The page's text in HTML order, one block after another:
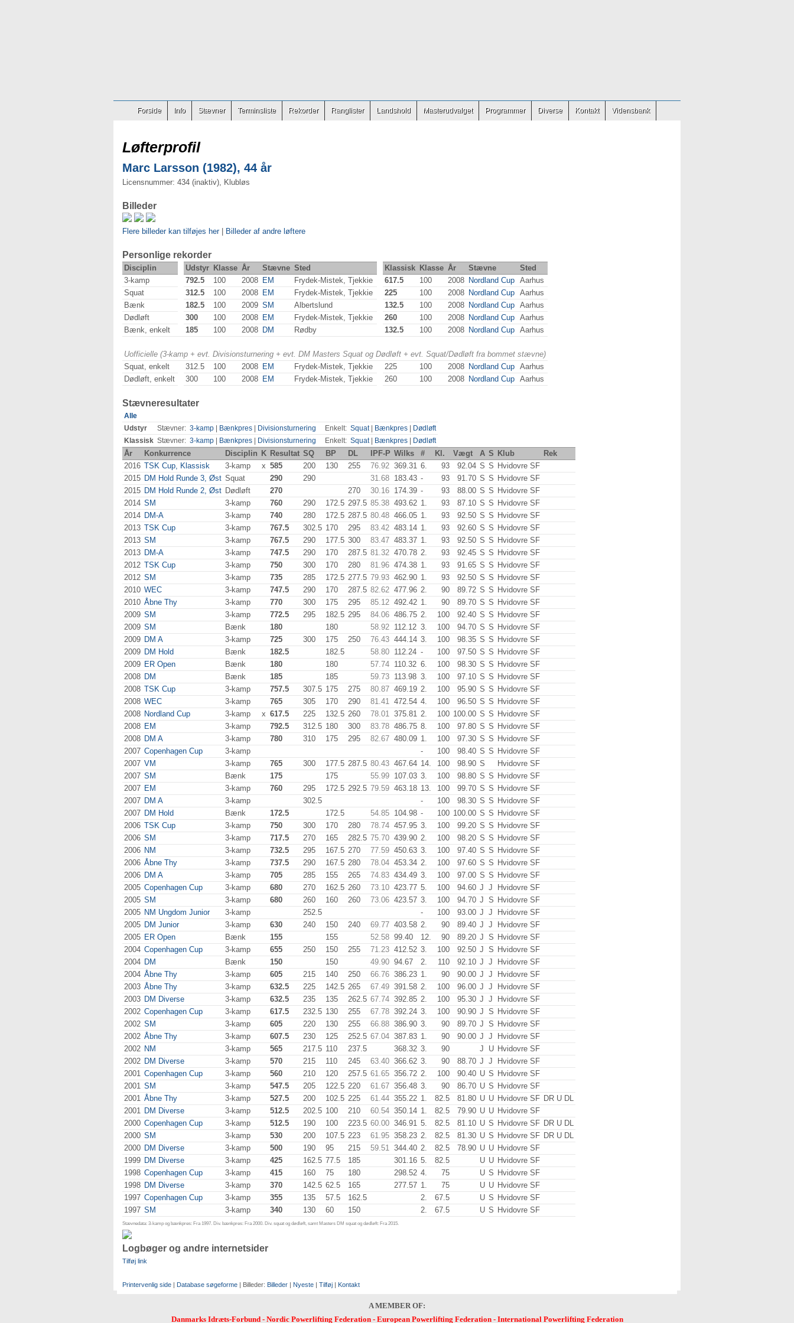
Forside Info Stævner Terminsliste Rekorder Ranglister Landshold Masterudvalget Programmer Diverse Kontakt Vidensbank
Løfterprofil
Marc Larsson (1982), 44 år
Licensnummer: 434 (inaktiv), Klubløs
Billeder
Flere billeder kan tilføjes her| Billeder af andre løftere
Personlige rekorder
Disciplin Udstyr Klasse År Stævne Sted Klassisk Klasse År Stævne
Sted
3-kamp
792.5 100 2008 EM Frydek-Mistek, Tjekkie 617.5 100 2008 Nordland Cup Aarhus
Squat
312.5 100 2008 EM Frydek-Mistek, Tjekkie 225 100 2008 Nordland Cup Aarhus
Bænk
182.5 100 2009 SM Albertslund 132.5 100 2008 Nordland Cup Aarhus
Dødløft
300 100 2008 EM Frydek-Mistek, Tjekkie 260 100 2008 Nordland Cup Aarhus
Bænk, enkelt
185 100 2008 DM Rødby 132.5 100 2008 Nordland Cup Aarhus
Uofficielle (3-kamp + evt. Divisionsturnering + evt. DM Masters Squat og Dødløft + evt. Squat/Dødløft fra bommet stævne)
Squat, enkelt
312.5 100 2008 EM Frydek-Mistek, Tjekkie 225 100 2008 Nordland Cup Aarhus
Dødløft, enkelt
300 100 2008 EM Frydek-Mistek, Tjekkie 260 100 2008 Nordland Cup Aarhus
Stævneresultater
Alle
Udstyr
Stævner: 3-kamp Bænkpres Divisionsturnering Enkelt: Squat| Bænkpres
Dødløft
Klassisk Stævner: 3-kamp Bænkpres Divisionsturnering Enkelt: Squat| Bænkpres Dødløft
År Konkurrence Disciplin K Resultat SQ BP DL IPF-P Wilks # Kl. Vægt A S Klub
Rek
2016 TSK Cup, Klassisk 3-kamp x 585 200 130 255 76.92 369.31 6. 93 92.04 S S Hvidovre SF
2015 DM Hold Runde 3, Øst Squat 290 290 31.68 183.43 - 93 91.70 S S Hvidovre SF
2015 DM Hold Runde 2, Øst Dødløft 270 270 30.16 174.39 - 93 88.00 S S Hvidovre SF
2014 SM 3-kamp 760 290 172.5 297.5 85.38 493.62 1. 93 87.10 S S Hvidovre SF
2014 DM-A 3-kamp 740 280 172.5 287.5 80.48 466.05 1. 93 92.50 S S Hvidovre SF
2013 TSK Cup 3-kamp 767.5 302.5 170 295 83.42 483.14 1. 93 92.60 S S Hvidovre SF
2013 SM 3-kamp 767.5 290 177.5 300 83.47 483.37 1. 93 92.50 S S Hvidovre SF
2013 DM-A 3-kamp 747.5 290 170 287.5 81.32 470.78 2. 93 92.45 S S Hvidovre SF
2012 TSK Cup 3-kamp 750 300 170 280 81.96 474.38 1. 93 91.65 S S Hvidovre SF
2012 SM 3-kamp 735 285 172.5 277.5 79.93 462.90 1. 93 92.50 S S Hvidovre SF
2010 WEC 3-kamp 747.5 290 170 287.5 82.62 477.96 2. 90 89.72 S S Hvidovre SF
2010 Åbne Thy 3-kamp 770 300 175 295 85.12 492.42 1. 90 89.70 S S Hvidovre SF
2009 SM 3-kamp 772.5 295 182.5 295 84.06 486.75 2. 100 92.40 S S Hvidovre SF
2009 SM Bænk 180 180 58.92 112.12 3. 100 94.70 S S Hvidovre SF
2009 DM A 3-kamp 725 300 175 250 76.43 444.14 3. 100 98.35 S S Hvidovre SF
2009 DM Hold Bænk 182.5 182.5 58.80 112.24 - 100 97.50 S S Hvidovre SF
2009 ER Open Bænk 180 180 57.74 110.32 6. 100 98.30 S S Hvidovre SF
2008 DM Bænk 185 185 59.73 113.98 3. 100 97.10 S S Hvidovre SF
2008 TSK Cup 3-kamp 757.5 307.5 175 275 80.87 469.19 2. 100 95.90 S S Hvidovre SF
2008 WEC 3-kamp 765 305 170 290 81.41 472.54 4. 100 96.50 S S Hvidovre SF
2008 Nordland Cup 3-kamp x 617.5 225 132.5 260 78.01 375.81 2. 100 100.00 S S Hvidovre SF
2008 EM 3-kamp 792.5 312.5 180 300 83.78 486.75 8. 100 97.80 S S Hvidovre SF
2008 DM A 3-kamp 780 310 175 295 82.67 480.09 1. 100 97.30 S S Hvidovre SF
2007 Copenhagen Cup 3-kamp - 100 98.40 S S Hvidovre SF
2007 VM 3-kamp 765 300 177.5 287.5 80.43 467.64 14. 100 98.90 S
Hvidovre SF
2007 SM Bænk 175 175 55.99 107.03 3. 100 98.80 S S Hvidovre SF
2007 EM 3-kamp 760 295 172.5 292.5 79.59 463.18 13. 100 99.70 S S Hvidovre SF
2007 DM A 3-kamp 302.5 - 100 98.30 S S Hvidovre SF
2007 DM Hold Bænk 172.5 172.5 54.85 104.98 - 100 100.00 S S Hvidovre SF
2006 TSK Cup 3-kamp 750 300 170 280 78.74 457.95 3. 100 99.20 S S Hvidovre SF
2006 SM 3-kamp 717.5 270 165 282.5 75.70 439.90 2. 100 98.20 S S Hvidovre SF
2006 NM 3-kamp 732.5 295 167.5 270 77.59 450.63 3. 100 97.40 S S Hvidovre SF
2006 Åbne Thy 3-kamp 737.5 290 167.5 280 78.04 453.34 2. 100 97.60 S S Hvidovre SF
2006 DM A 3-kamp 705 285 155 265 74.83 434.49 3. 100 97.00 S S Hvidovre SF
2005 Copenhagen Cup 3-kamp 680 270 162.5 260 73.10 423.77 5. 100 94.60 J J
Hvidovre SF
2005 SM 3-kamp 680 260 160 260 73.06 423.57 3. 100 94.70 J S Hvidovre SF
2005 NM Ungdom Junior 3-kamp 252.5 - 100 93.00 J J
Hvidovre SF
2005 DM Junior 3-kamp 630 240 150 240 69.77 403.58 2. 90 89.40 J J
Hvidovre SF
2005 ER Open Bænk 155 155 52.58 99.40 12. 90 89.20 J S Hvidovre SF
2004 Copenhagen Cup 3-kamp 655 250 150 255 71.23 412.52 3. 100 92.50 J S Hvidovre SF
2004 DM Bænk 150 150 49.90 94.67 2. 110 92.10 J J
Hvidovre SF
2004 Åbne Thy 3-kamp 605 215 140 250 66.76 386.23 1. 90 90.00 J J
Hvidovre SF
2003 Åbne Thy 3-kamp 632.5 225 142.5 265 67.49 391.58 2. 100 96.00 J J
Hvidovre SF
2003 DM Diverse 3-kamp 632.5 235 135 262.5 67.74 392.85 2. 100 95.30 J J
Hvidovre SF
2002 Copenhagen Cup 3-kamp 617.5 232.5 130 255 67.78 392.24 3. 100 90.90 J S Hvidovre SF
2002 SM 3-kamp 605 220 130 255 66.88 386.90 3. 90 89.70 J S Hvidovre SF
2002 Åbne Thy 3-kamp 607.5 230 125 252.5 67.04 387.83 1. 90 90.00 J J
Hvidovre SF
2002 NM 3-kamp 565 217.5 110 237.5 368.32 3. 90 J U Hvidovre SF
2002 DM Diverse 3-kamp 570 215 110 245 63.40 366.62 3. 90 88.70 J J
Hvidovre SF
2001 Copenhagen Cup 3-kamp 560 210 120 257.5 61.65 356.72 2. 100 90.40 U S Hvidovre SF
2001 SM 3-kamp 547.5 205 122.5 220 61.67 356.48 3. 90 86.70 U S Hvidovre SF
2001 Åbne Thy 3-kamp 527.5 200 102.5 225 61.44 355.22 1. 82.5 81.80 U U Hvidovre SF DR U DL
2001 DM Diverse 3-kamp 512.5 202.5 100 210 60.54 350.14 1. 82.5 79.90 U U Hvidovre SF
2000 Copenhagen Cup 3-kamp 512.5 190 100 223.5 60.00 346.91 5. 82.5 81.10 U S Hvidovre SF DR U DL
2000 SM 3-kamp 530 200 107.5 223 61.95 358.23 2. 82.5 81.30 U S Hvidovre SF DR U DL
2000 DM Diverse 3-kamp 500 190 95 215 59.51 344.40 2. 82.5 78.90 U U Hvidovre SF
1999 DM Diverse 3-kamp 425 162.5 77.5 185 301.16 5. 82.5 U U Hvidovre SF
1998 Copenhagen Cup 3-kamp 415 160 75 180 298.52 4. 75 U S Hvidovre SF
1998 DM Diverse 3-kamp 370 142.5 62.5 165 277.57 1. 75 U U Hvidovre SF
1997 Copenhagen Cup 3-kamp 355 135 57.5 162.5 2. 67.5 U S Hvidovre SF
1997 SM 3-kamp 340 130 60 150 2. 67.5 U S Hvidovre SF
Stævnedata: 3-kamp og bænkpres: Fra 1997. Div. bænkpres: Fra 2000. Div. squat og dødløft, samt Masters DM squat og dødløft: Fra 2015.
Logbøger og andre internetsider
Tilføj link
Printervenlig side | Database søgeforme | Billeder: Billeder | Nyeste | Tilføj | Kontakt
A MEMBER OF:
Danmarks Idræts-Forbund- Nordic Powerlifting Federation- European Powerlifting Federation- International Powerlifting Federation